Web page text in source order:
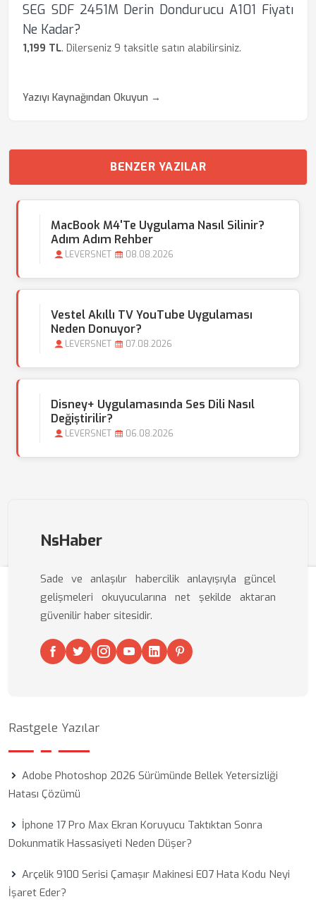
SEG SDF 2451M Derin Dondurucu A101 Fiyatı
Ne Kadar?
1,199 TL. Dilerseniz 9 taksitle satın alabilirsiniz.
Yazıyı Kaynağından Okuyun →
BENZER YAZILAR
MacBook M4'te Uygulama Nasıl Silinir?
Adım Adım Rehber
LEVERSNET 08.08.2026
Vestel Akıllı TV YouTube Uygulaması
Neden Donuyor?
LEVERSNET 07.08.2026
Disney+ Uygulamasında Ses Dili Nasıl
Değiştirilir?
LEVERSNET 06.08.2026
NsHaber
Sade ve anlaşılır habercilik anlayışıyla güncel
gelişmeleri okuyucularına net şekilde aktaran
güvenilir haber sitesidir.
Rastgele Yazılar
Adobe Photoshop 2026 Sürümünde Bellek Yetersizliği
Hatası Çözümü
İphone 17 Pro Max Ekran Koruyucu Taktıktan Sonra
Dokunmatik Hassasiyeti Neden Düşer?
Arçelik 9100 Serisi Çamaşır Makinesi E07 Hata Kodu Neyi
İşaret Eder?